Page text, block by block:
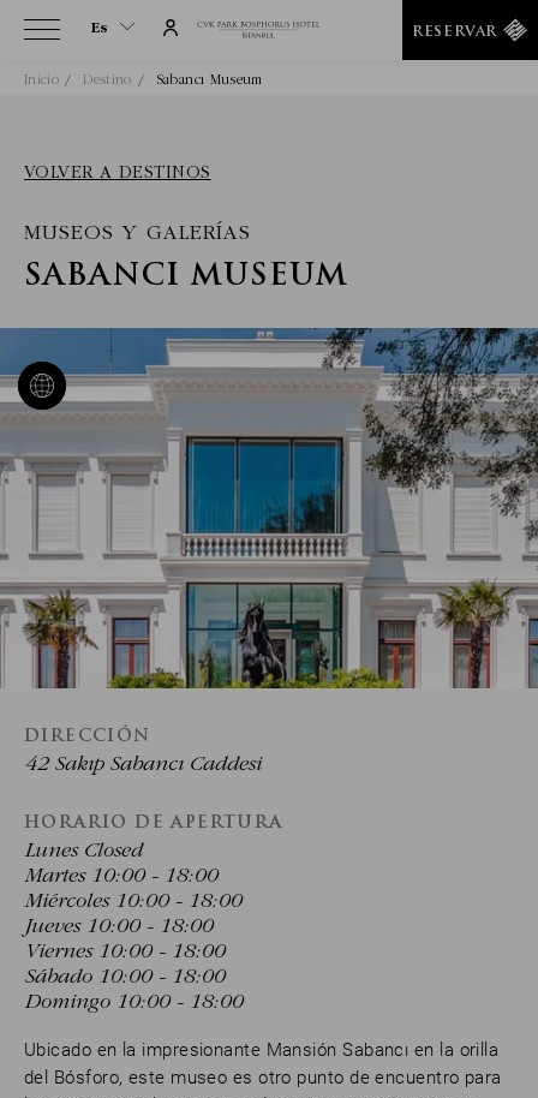
Es
Es
De
Ru
Ar
Fa
RESERVAR
Inicio Destino Sabancı Museum
VOLVER A DESTINOS
MUSEOS Y GALERÍAS
SABANCI MUSEUM
DIRECCIÓN
42 Sakıp Sabancı Caddesi
HORARIO DE APERTURA
Lunes Closed
Martes 10:00 - 18:00
Miércoles 10:00 - 18:00
Jueves 10:00 - 18:00
Viernes 10:00 - 18:00
Sábado 10:00 - 18:00
Domingo 10:00 - 18:00
Ubicado en la impresionante Mansión Sabancı en la orilla
del Bósforo, este museo es otro punto de encuentro para